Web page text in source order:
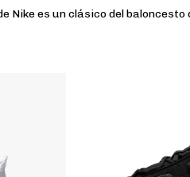
Nike es un clásico del